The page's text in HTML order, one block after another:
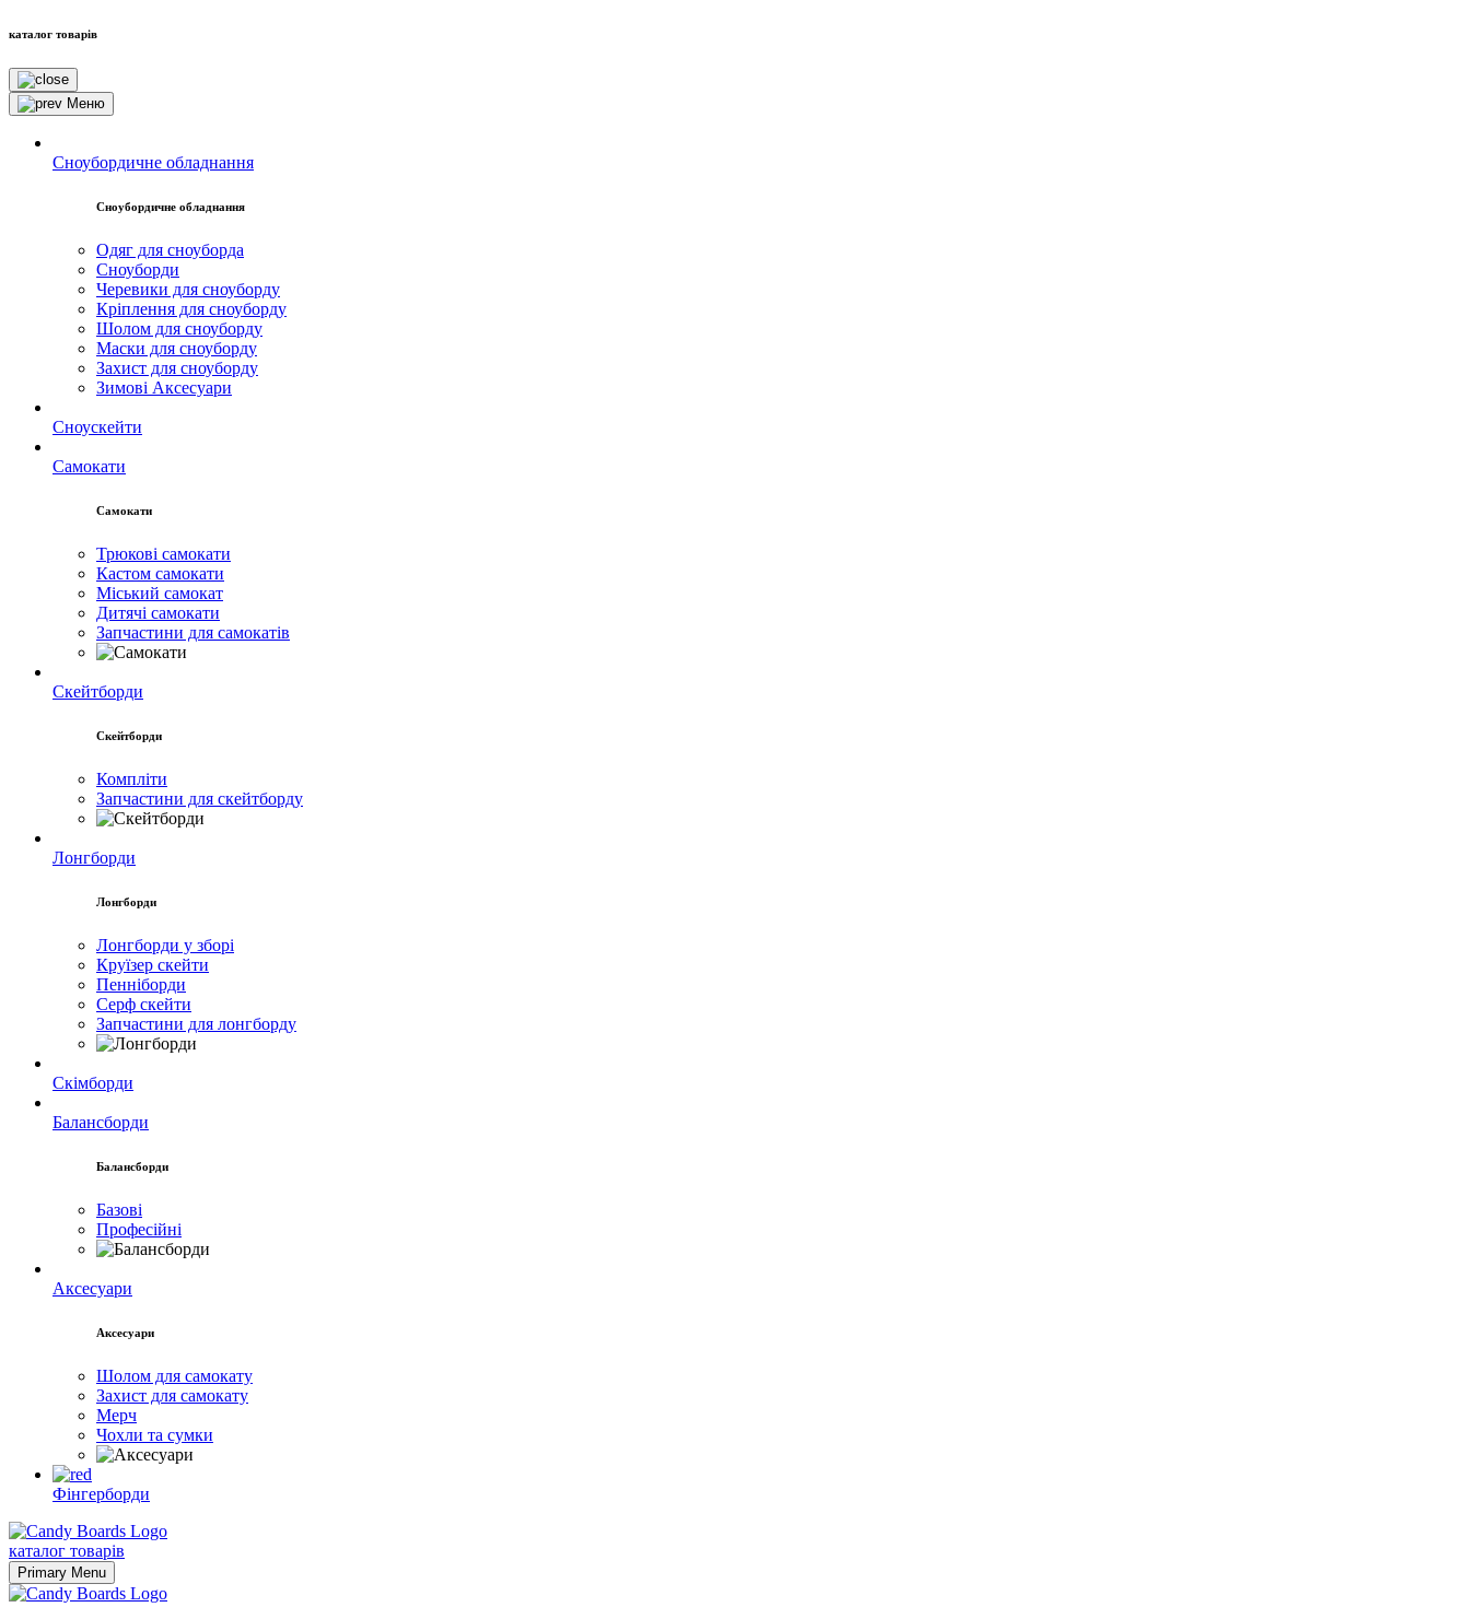
каталог товарів
Меню
Сноубордичне обладнання
Сноубордичне обладнання
Одяг для сноуборда
Сноуборди
Черевики для сноуборду
Кріплення для сноуборду
Шолом для сноуборду
Маски для сноуборду
Захист для сноуборду
Зимові Аксесуари
Сноускейти
Самокати
Самокати
Трюкові самокати
Кастом самокати
Міський самокат
Дитячі самокати
Запчастини для самокатів
Скейтборди
Скейтборди
Компліти
Запчастини для скейтборду
Лонгборди
Лонгборди
Лонгборди у зборі
Круїзер скейти
Пенніборди
Серф скейти
Запчастини для лонгборду
Скімборди
Балансборди
Балансборди
Базові
Професійні
Аксесуари
Аксесуари
Шолом для самокату
Захист для самокату
Мерч
Чохли та сумки
Фінгерборди
Skip
to
content
каталог товарів
Primary Menu